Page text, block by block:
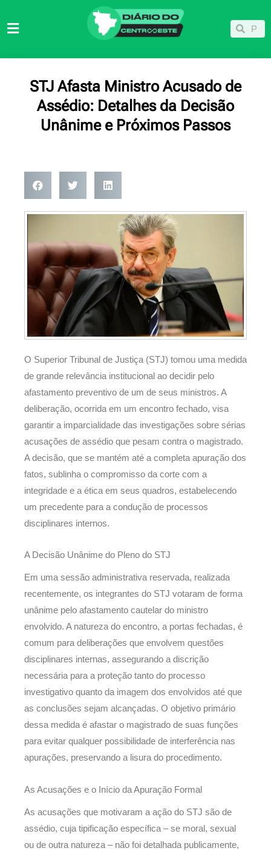
para
Pesquisar
STJ Afasta Ministro Acusado de
Assédio: Detalhes da Decisão
Unânime e Próximos Passos
O Superior Tribunal de Justiça (STJ) tomou uma medida
de grande relevância institucional ao decidir pelo
afastamento preventivo de um de seus ministros. A
deliberação, ocorrida em um encontro fechado, visa
garantir a imparcialidade das investigações sobre sérias
acusações de assédio que pesam contra o magistrado.
A decisão, que se mantém até a completa apuração dos
fatos, sublinha o compromisso da corte com a
integridade e a ética em seus quadros, estabelecendo
um precedente para a condução de processos
disciplinares internos.
A Decisão Unânime do Pleno do STJ
Em uma sessão administrativa reservada, realizada
recentemente, os integrantes do STJ votaram de forma
unânime pelo afastamento cautelar do ministro
envolvido. A natureza do encontro, a portas fechadas, é
comum para deliberações que envolvem questões
disciplinares internas, assegurando a discrição
necessária para a proteção tanto do processo
investigativo quanto da imagem dos envolvidos até que
as conclusões sejam alcançadas. O objetivo primário
dessa medida é afastar o magistrado de suas funções
para evitar qualquer possibilidade de interferência nas
apurações, preservando a lisura do procedimento.
As Acusações e o Início da Apuração Formal
As acusações que motivaram a ação do STJ são de
assédio, cuja tipificação específica – se moral, sexual
ou de outra natureza – não foi detalhada publicamente,